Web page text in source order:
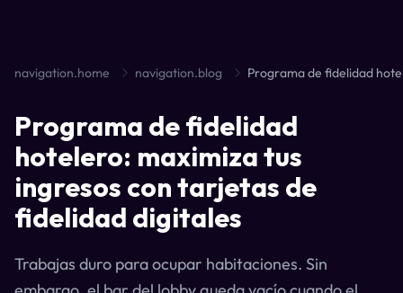
navigation.home navigation.blog
Programa de fidelidad
hotelero: maximiza tus
ingresos con tarjetas de
fidelidad digitales
Trabajas duro para ocupar habitaciones. Sin